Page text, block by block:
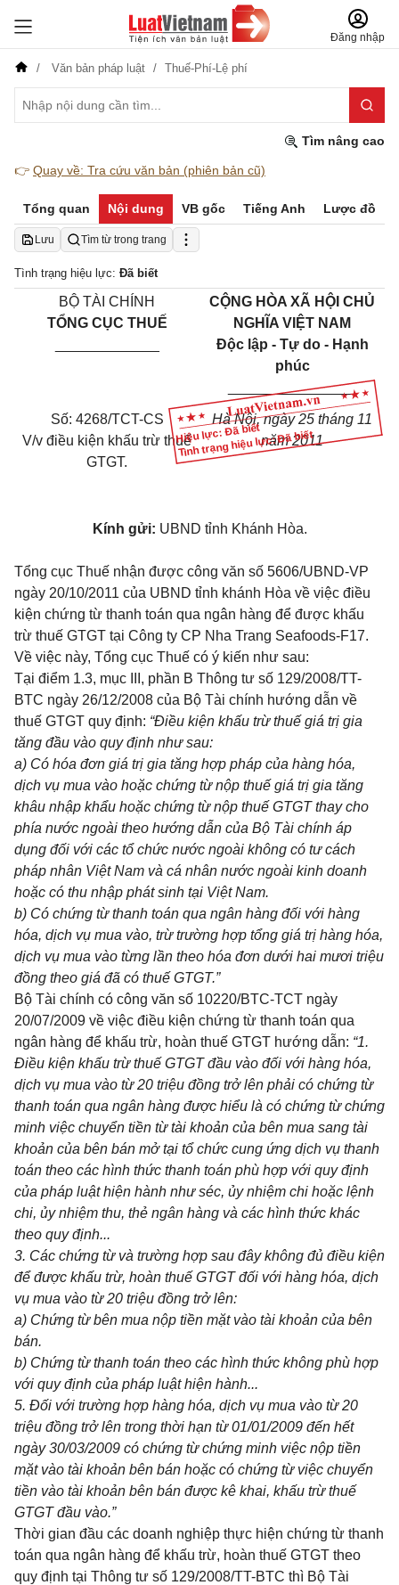
Đăng nhập
Văn bản pháp luật Thuế-Phí-Lệ phí
Tìm nâng cao
👉 Quay về: Tra cứu văn bản (phiên bản cũ)
Tổng quan Nội dung VB gốc Tiếng Anh Lược đồ
Lưu Tìm từ trong trang
Tình trạng hiệu lực: Đã biết
Hiệu lực: Đã biết
Tình trạng hiệu lực: Đã biết
BỘ TÀI CHÍNH
TỔNG CỤC THUẾ
CỘNG HÒA XÃ HỘI CHỦ
NGHĨA VIỆT NAM
Độc lập - Tự do - Hạnh
phúc
________________
Số: 4268/TCT-CS
V/v điều kiện khấu trừ thuế
GTGT.
Hà Nội, ngày25 tháng 11
năm 2011
Kính gửi: UBND tỉnh Khánh Hòa.
Tổng cục Thuế nhận được công văn số 5606/UBND-VP
ngày 20/10/2011 của UBND tỉnh khánh Hòa về việc điều
kiện chứng từ thanh toán qua ngân hàng để được khấu
trừ thuế GTGT tại Công ty CP Nha Trang Seafoods-F17.
Về việc này, Tổng cục Thuế có ý kiến như sau:
Tại điểm 1.3, mục III, phần B Thông tư số 129/2008/TT-
BTC ngày 26/12/2008 của Bộ Tài chính hướng dẫn về
thuế GTGT quy định: “Điều kiện khấu trừ thuế giá trị gia
tăng đầu vào quy định như sau:
a) Có hóa đơn giá trị gia tăng hợp pháp của hàng hóa,
dịch vụ mua vào hoặc chứng từ nộp thuế giá trị gia tăng
khâu nhập khẩu hoặc chứng từ nộp thuế GTGT thay cho
phía nước ngoài theo hướng dẫn của Bộ Tài chính áp
dụng đối với các tổ chức nước ngoài không có tư cách
pháp nhân Việt Nam và cá nhân nước ngoài kinh doanh
hoặc có thu nhập phát sinh tại Việt Nam.
b) Có chứng từ thanh toán qua ngân hàng đối với hàng
hóa, dịch vụ mua vào, trừ trường hợp tổng giá trị hàng hóa,
dịch vụ mua vào từng lần theo hóa đơn dưới hai mươi triệu
đồng theo giá đã có thuế GTGT.”
Bộ Tài chính có công văn số 10220/BTC-TCT ngày
20/07/2009 về việc điều kiện chứng từ thanh toán qua
ngân hàng để khấu trừ, hoàn thuế GTGT hướng dẫn: “1.
Điều kiện khấu trừ thuế GTGT đầu vào đối với hàng hóa,
dịch vụ mua vào từ 20 triệu đồng trở lên phải có chứng từ
thanh toán qua ngân hàng được hiểu là có chứng từ chứng
minh việc chuyển tiền từ tài khoản của bên mua sang tài
khoản của bên bán mở tại tổ chức cung ứng dịch vụ thanh
toán theo các hình thức thanh toán phù hợp với quy định
của pháp luật hiện hành như séc, ủynhiệm chi hoặc lệnh
chi, ủynhiệm thu, thẻ ngân hàng và các hình thức khác
theo quy định...
3. Các chứng từ và trường hợp sau đây không đủ điều kiện
để được khấu trừ, hoàn thuế GTGT đối với hàng hóa, dịch
vụ mua vào từ 20 triệu đồng trở lên:
a) Chứng từ bên mua nộp tiền mặt vào tài khoản của bên
bán.
b) Chứng từ thanh toán theo các hình thức không phù hợp
với quy định của pháp luật hiện hành...
5. Đối với trường hợp hàng hóa, dịch vụ mua vào từ 20
triệu đồng trở lên trong thời hạn từ 01/01/2009 đến hết
ngày 30/03/2009 có chứng từ chứng minh việc nộp tiền
mặt vào tài khoản bên bán hoặc có chứng từ việc chuyển
tiền vào tài khoản bên bán được kê khai, khấu trừ thuế
GTGT đầu vào.”
Thời gian đầu các doanh nghiệp thực hiện chứng từ thanh
toán qua ngân hàng để khấu trừ, hoàn thuế GTGT theo
quy định tại Thông tư số 129/2008/TT-BTC thì Bộ Tài